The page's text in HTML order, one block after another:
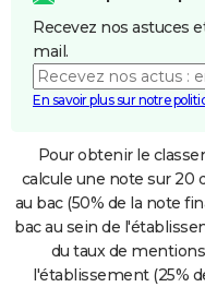
Recevez nos astuces
mail.
En savoir plus sur notre
Pour obtenir le
calcule une note sur 20
au bac (50% de la note
bac au sein de
du taux de
l'établissement (25%